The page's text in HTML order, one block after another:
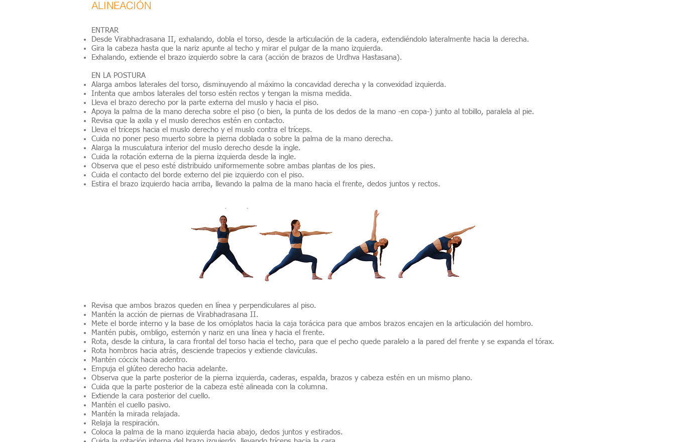
ALINEACIÓN
ENTRAR
Desde Virabhadrasana II, exhalando, dobla el torso, desde la articulación de la cadera, extendiéndolo lateralmente hacia la derecha.
Gira la cabeza hasta que la nariz apunte al techo y mirar el pulgar de la mano izquierda.
Exhalando, extiende el brazo izquierdo sobre la cara (acción de brazos de Urdhva Hastasana).
EN LA POSTURA
Alarga ambos laterales del torso, disminuyendo al máximo la concavidad derecha y la convexidad izquierda.
Intenta que ambos laterales del torso estén rectos y tengan la misma medida.
Lleva el brazo derecho por la parte externa del muslo y hacia el piso.
Apoya la palma de la mano derecha sobre el piso (o bien, la punta de los dedos de la mano -en copa-) junto al tobillo, paralela al pie.
Revisa que la axila y el muslo derechos estén en contacto.
Lleva el tríceps hacia el muslo derecho y el muslo contra el tríceps.
Cuida no poner peso muerto sobre la pierna doblada o sobre la palma de la mano derecha.
Alarga la musculatura interior del muslo derecho desde la ingle.
Cuida la rotación externa de la pierna izquierda desde la ingle.
Observa que el peso esté distribuido uniformemente sobre ambas plantas de los pies.
Cuida el contacto del borde externo del pie izquierdo con el piso.
Estira el brazo izquierdo hacia arriba, llevando la palma de la mano hacia el frente, dedos juntos y rectos.
Revisa que ambos brazos queden en línea y perpendiculares al piso.
Mantén la acción de piernas de Virabhadrasana II.
Mete el borde interno y la base de los omóplatos hacia la caja torácica para que ambos brazos encajen en la articulación del hombro.
Mantén pubis, ombligo, esternón y nariz en una línea y hacia el frente.
Rota, desde la cintura, la cara frontal del torso hacia el techo, para que el pecho quede paralelo a la pared del frente y se expanda el tórax.
Rota hombros hacia atrás, desciende trapecios y extiende clavículas.
Mantén cóccix hacia adentro.
Empuja el glúteo derecho hacia adelante.
Observa que la parte posterior de la pierna izquierda, caderas, espalda, brazos y cabeza estén en un mismo plano.
Cuida que la parte posterior de la cabeza esté alineada con la columna.
Extiende la cara posterior del cuello.
Mantén el cuello pasivo.
Mantén la mirada relajada.
Relaja la respiración.
Coloca la palma de la mano izquierda hacia abajo, dedos juntos y estirados.